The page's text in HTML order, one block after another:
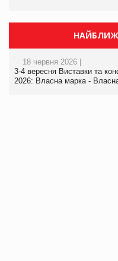
18 червня 2026 |
3-4 вересня Виставки та
2026: Власна марка -